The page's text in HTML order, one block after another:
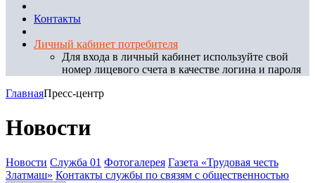
Контакты
Личный кабинет потребителя
Для входа в личный кабинет используйте свой
номер лицевого счета в качестве логина и пароля
ГлавнаяПресс-центр
Новости
Новости Служба 01 Фотогалерея Газета «Трудовая честь
Златмаш» Контакты службы по связям с общественностью